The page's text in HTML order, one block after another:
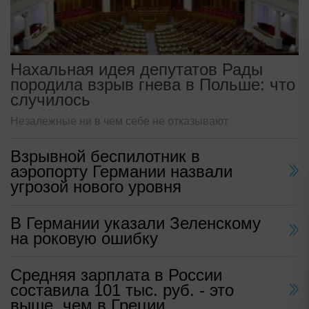
Нахальная идея депутатов Рады
породила взрыв гнева в Польше: что
случилось
Незалежные ни в чем себе не отказывают
Взрывной беспилотник в
аэропорту Германии назвали
угрозой нового уровня
В Германии указали Зеленскому
на роковую ошибку
Средняя зарплата в России
составила 101 тыс. руб. - это
выше, чем в Греции